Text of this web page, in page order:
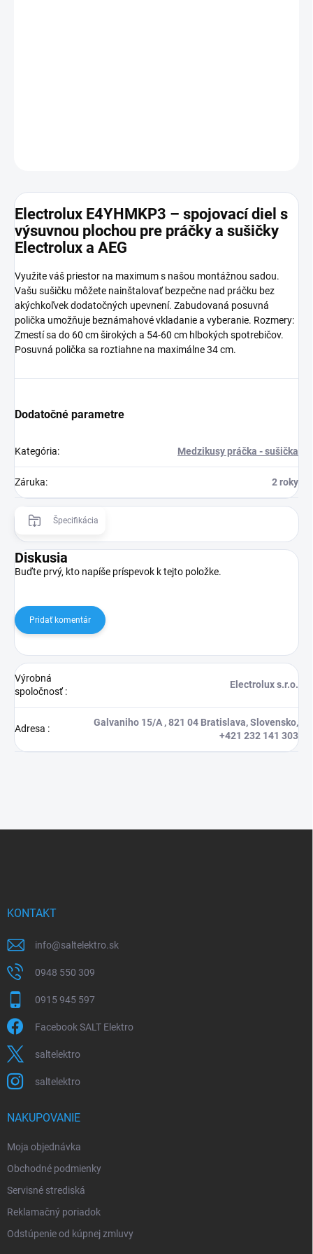
Electrolux E4YHMKP3 – spojovací diel s
výsuvnou plochou pre práčky a sušičky
Electrolux a AEG
Využite váš priestor na maximum s našou montážnou sadou.
Vašu sušičku môžete nainštalovať bezpečne nad práčku bez
akýchkoľvek dodatočných upevnení. Zabudovaná posuvná
polička umožňuje beznámahové vkladanie a vyberanie. Rozmery:
Zmestí sa do 60 cm širokých a 54-60 cm hlbokých spotrebičov.
Posuvná polička sa roztiahne na maximálne 34 cm.
Dodatočné parametre
Kategória: Medzikusy práčka - sušička
Záruka: 2 roky
Špecifikácia
Diskusia
Buďte prvý, kto napíše príspevok k tejto položke.
Pridať komentár
Výrobná
spoločnosť:
Electrolux s.r.o.
Adresa :
Galvaniho 15/A , 821 04 Bratislava, Slovensko,
+421 232 141 303
KONTAKT
info@saltelektro.sk
0948 550 309
0915 945 597
Facebook SALT Elektro
saltelektro
saltelektro
NAKUPOVANIE
Moja objednávka
Obchodné podmienky
Servisné strediská
Reklamačný poriadok
Odstúpenie od kúpnej zmluvy